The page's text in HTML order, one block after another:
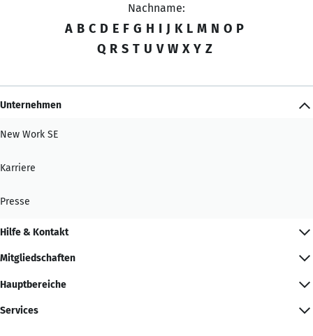
Nachname:
A B C D E F G H I J K L M N O P
Q R S T U V W X Y Z
Unternehmen
New Work SE
Karriere
Presse
Hilfe & Kontakt
Mitgliedschaften
Hauptbereiche
Services